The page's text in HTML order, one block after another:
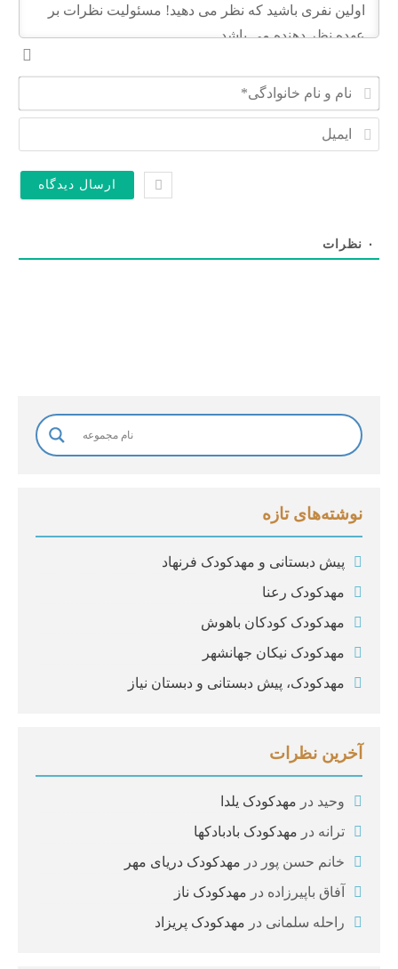
م
ن
۰ نظرات
نوشته‌های تازه
پیش دبستانی و مهدکودک فرنهاد
مهدکودک رعنا
مهدکودک کودکان باهوش
مهدکودک نیکان جهانشهر
مهدکودک، پیش دبستانی و دبستان نیاز
آخرین نظرات
وحید در مهدکودک یلدا
ترانه در مهدکودک بادبادکها
خانم حسن پور در مهدکودک دریای مهر
آفاق باپیرزاده در مهدکودک ناز
راحله سلمانی در مهدکودک پریزاد